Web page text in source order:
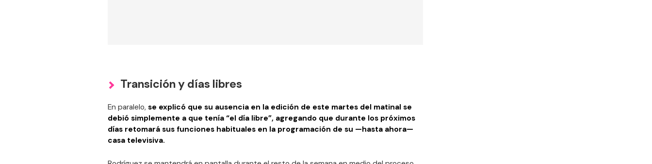
Transición y días libres
En paralelo, se explicó que su ausencia en la edición de este martes del matinal se
debió simplemente a que tenía “el día libre”, agregando que durante los próximos
días retomará sus funciones habituales en la programación de su —hasta ahora—
casa televisiva.